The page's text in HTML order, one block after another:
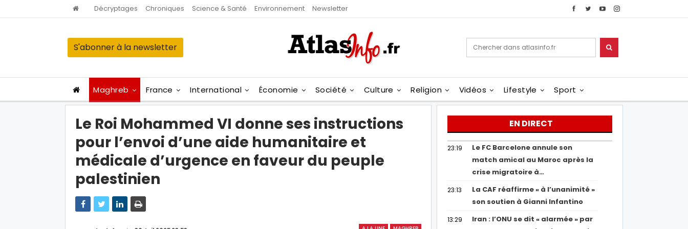
Décryptages Chroniques Science & Santé Environnement Newsletter
S'abonner à la newsletter
Maghreb France International Économie Société Culture Religion Vidéos Lifestyle Sport
Le Roi Mohammed VI donne ses instructions
pour l’envoi d’une aide humanitaire et
médicale d’urgence en faveur du peuple
palestinien
EN DIRECT
23:19
Le FC Barcelone annule son
match amical au Maroc après la
crise migratoire à…
23:13
La CAF réaffirme « à l’unanimité »
son soutien à Gianni Infantino
13:29
Iran : l’ONU se dit « alarmée » par